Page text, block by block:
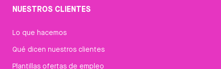
NUESTROS CLIENTES
Lo que hacemos
Qué dicen nuestros clientes
Plantillas ofertas de empleo